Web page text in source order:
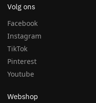
Volg ons
Facebook
Instagram
TikTok
Pinterest
Youtube
Webshop